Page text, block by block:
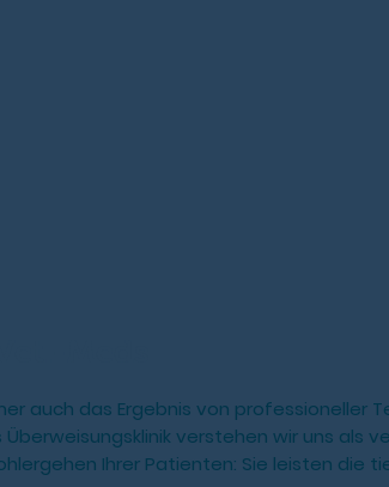
auch das Ergebnis von professioneller
verstehen wir uns als
Ihrer Patienten: Sie leisten die